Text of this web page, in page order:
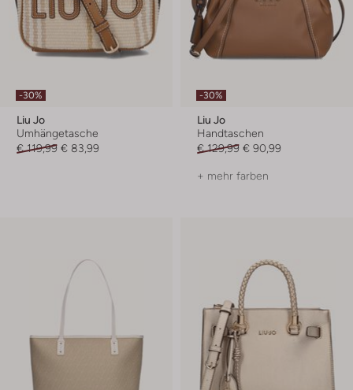
-30%
Liu Jo
Umhängetasche
€ 119,99 € 83,99
-30%
Liu Jo
Handtaschen
€ 129,99 € 90,99
+ mehr farben